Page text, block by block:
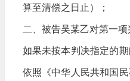
算至清偿之日止）；
二、被告吴某乙对第一项
如果未按本判决指定的
依照《中华人民共和国